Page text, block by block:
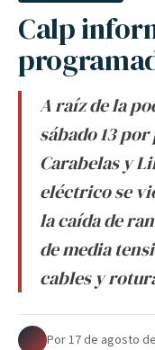
Calp
A raíz de la
sábado 13
Carabelas y
eléctrico se
la caída de
de media
cables y
Por·17 de agosto